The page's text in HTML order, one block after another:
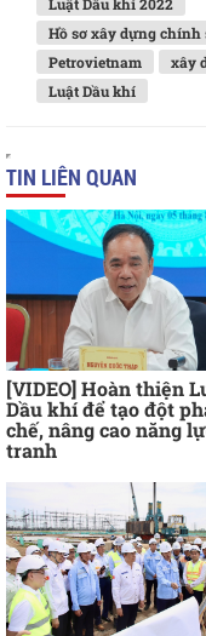
Hồ sơ xây dựng chính
Petrovietnam
xây
Luật Dầu khí
TIN LIÊN QUAN
[VIDEO] Hoàn thiện
Dầu khí để tạo đột
chế, nâng cao năng
tranh